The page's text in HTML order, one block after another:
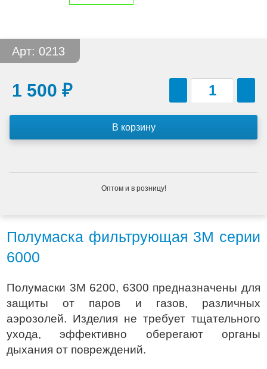
Арт: 0213
1 500 ₽
Оптом и в розницу!
Полумаска фильтрующая 3М серии
6000
Полумаски 3М 6200, 6300 предназначены для
защиты от паров и газов, различных
аэрозолей. Изделия не требует тщательного
ухода, эффективно оберегают органы
дыхания от повреждений.